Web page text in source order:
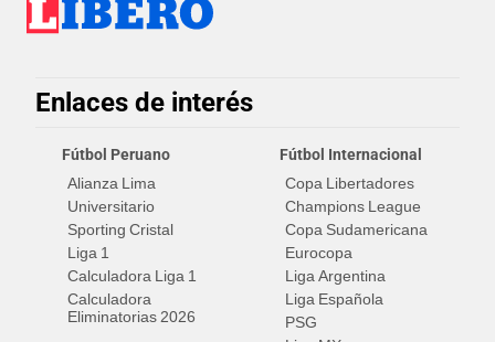
Enlaces de interés
Fútbol Peruano
Alianza Lima
Universitario
Sporting Cristal
Liga 1
Calculadora Liga 1
Calculadora
Eliminatorias 2026
Fútbol Internacional
Copa Libertadores
Champions League
Copa Sudamericana
Eurocopa
Liga Argentina
Liga Española
PSG